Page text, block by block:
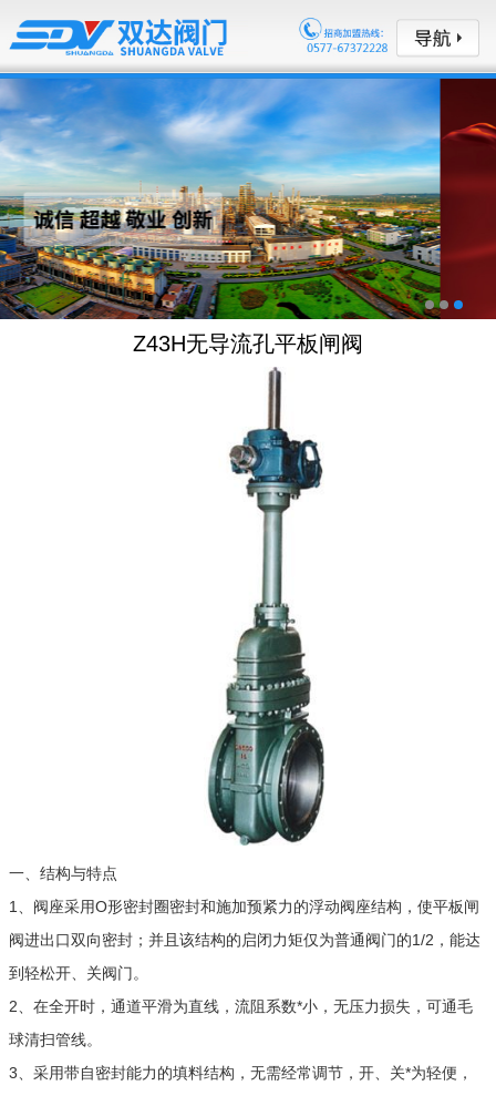
Z43H无导流孔平板闸阀
一、结构与特点
1、阀座采用O形密封圈密封和施加预紧力的浮动阀座结构，使平板闸
阀进出口双向密封；并且该结构的启闭力矩仅为普通阀门的1/2，能达
到轻松开、关阀门。
2、在全开时，通道平滑为直线，流阻系数*小，无压力损失，可通毛
球清扫管线。
3、采用带自密封能力的填料结构，无需经常调节，开、关*为轻便，